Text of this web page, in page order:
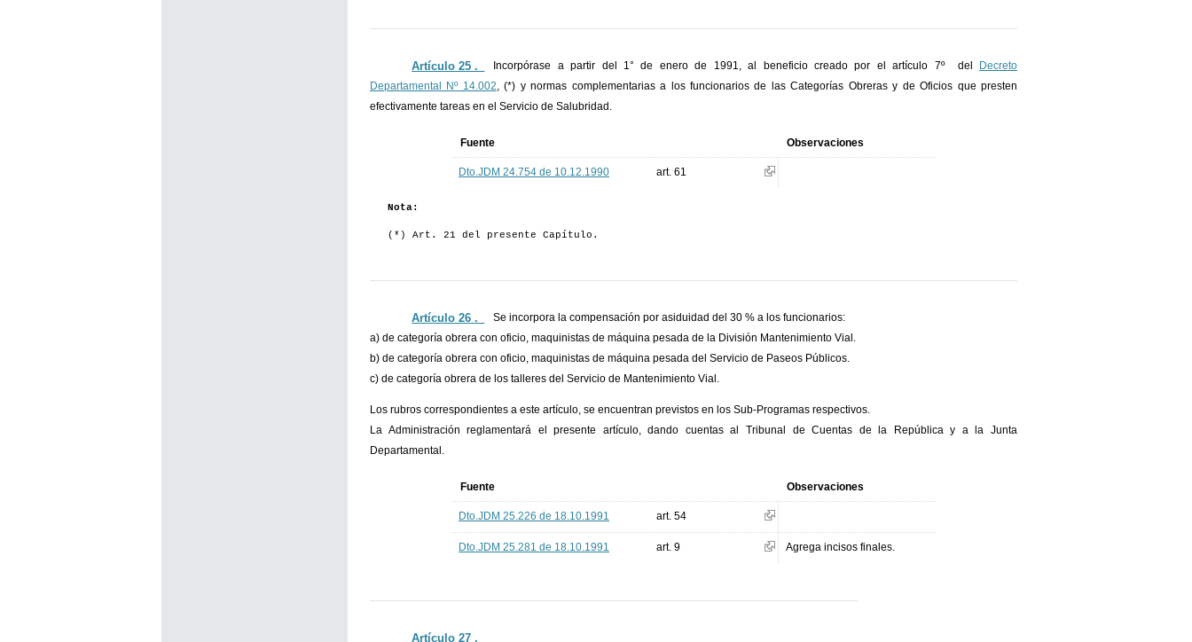
Artículo 25 ._ Incorpórase a partir del 1° de enero de 1991, al beneficio creado por el artículo 7º del
Decreto
Departamental Nº 14.002, (*) y normas complementarias a los funcionarios de las Categorías Obreras y de Oficios que presten
efectivamente tareas en el Servicio de Salubridad.
Fuente Observaciones
Dto.JDM 24.754 de 10.12.1990 art. 61
Nota:
(*) Art. 21 del presente Capítulo.
Artículo 26 ._
Se incorpora la compensación por asiduidad del 30 % a los funcionarios:
a) de categoría obrera con oficio, maquinistas de máquina pesada de la División Mantenimiento Vial.
b) de categoría obrera con oficio, maquinistas de máquina pesada del Servicio de Paseos Públicos.
c) de categoría obrera de los talleres del Servicio de Mantenimiento Vial.
Los rubros correspondientes a este artículo, se encuentran previstos en los Sub-Programas respectivos.
La Administración reglamentará el presente artículo, dando cuentas al Tribunal de Cuentas de la República y a la Junta
Departamental.
Fuente Observaciones
Dto.JDM 25.226 de 18.10.1991 art. 54
Dto.JDM 25.281 de 18.10.1991 art. 9 Agrega incisos finales.
Artículo 27 ._